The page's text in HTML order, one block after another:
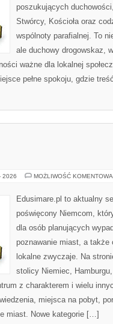
poszukujących
Stwórcy, Kościoła oraz
wspólnoty parafialnej. To
ale duchowy drogowskaz,
ważne dla lokalnej
pełne spokoju, gdzie
2026 MOŻLIWOŚĆ
Edusimare.pl to aktualny
poświęcony Niemcom,
dla osób planujących
poznawanie miast, a
lokalne zwyczaje. Na
stolicy Niemiec,
z charakterem i wielu
miejsca na pobyt,
miast. Nowe kategorie […]